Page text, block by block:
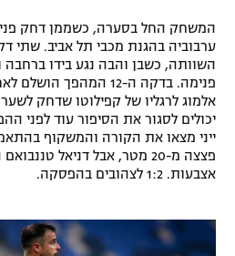
המגזין
ערבוביה בהגנת מכבי תל אביב. שתי
השוותה, כשבן והבה נגע בידו
פנימה. בדקה ה-12
אלמוג לרגליו של קפילוטו שדחק
יכולים לסגור את הסיפור עוד לפני
ייני מצאו את הקורה והמשקוף
פצצה מ-20 מטר, אבל דניאל
אצבעות. 1:2 לצהובים בהפסקה.